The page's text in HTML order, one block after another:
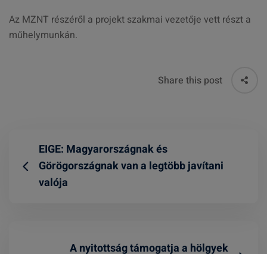
Az MZNT részéről a projekt szakmai vezetője vett részt a
műhelymunkán.
Share this post
EIGE: Magyarországnak és
Görögországnak van a legtöbb javítani
valója
A nyitottság támogatja a hölgyek